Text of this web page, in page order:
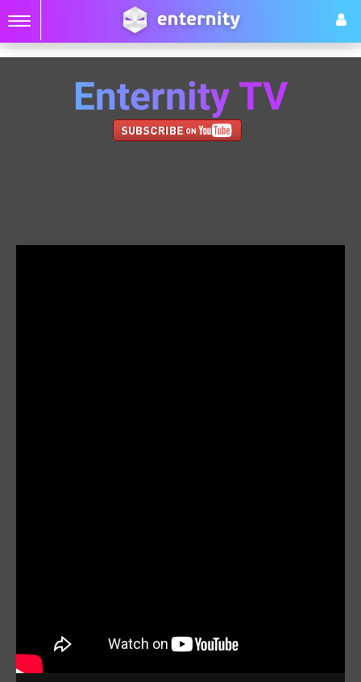
Enternity TV